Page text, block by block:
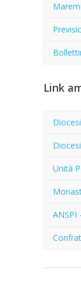
Link
Unità
ANSPI